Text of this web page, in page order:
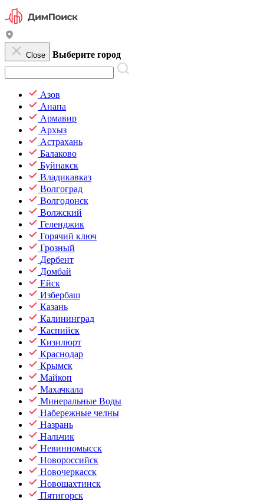
Close Выберите город
Азов
Анапа
Армавир
Архыз
Астрахань
Балаково
Буйнакск
Владикавказ
Волгоград
Волгодонск
Волжский
Геленджик
Горячий ключ
Грозный
Дербент
Домбай
Ейск
Избербаш
Казань
Калининград
Каспийск
Кизилюрт
Краснодар
Крымск
Майкоп
Махачкала
Минеральные Воды
Набережные челны
Назрань
Нальчик
Невинномысск
Новороссийск
Новочеркасск
Новошахтинск
Пятигорск